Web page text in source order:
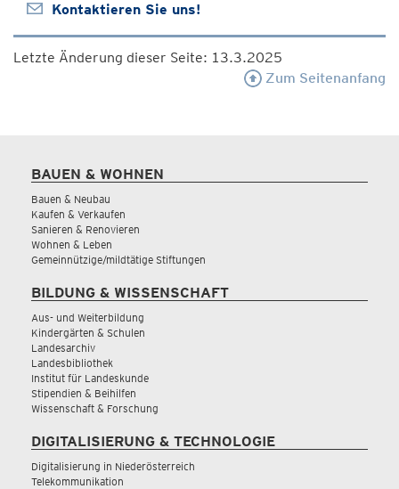
Kontaktieren Sie uns!
Letzte Änderung dieser Seite: 13.3.2025
Zum Seitenanfang
BAUEN & WOHNEN
Bauen & Neubau
Kaufen & Verkaufen
Sanieren & Renovieren
Wohnen & Leben
Gemeinnützige/mildtätige Stiftungen
BILDUNG & WISSENSCHAFT
Aus- und Weiterbildung
Kindergärten & Schulen
Landesarchiv
Landesbibliothek
Institut für Landeskunde
Stipendien & Beihilfen
Wissenschaft & Forschung
DIGITALISIERUNG & TECHNOLOGIE
Digitalisierung in Niederösterreich
Telekommunikation